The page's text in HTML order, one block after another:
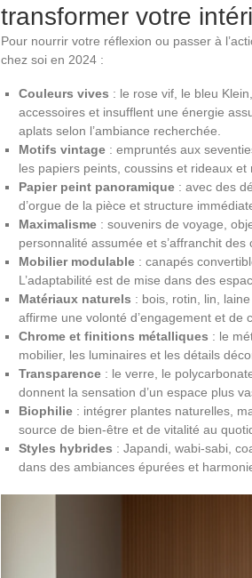
transformer votre
Pour nourrir votre réflexion ou passer à
chez soi en 2024 :
Couleurs vives : le rose vif, le bleu
accessoires et insufflent une énergie
aplats selon l’ambiance recherchée.
Motifs vintage : empruntés aux
les papiers peints, coussins et rideaux et
Papier peint panoramique : avec des
d’orgue de la pièce et structure
Maximalisme : souvenirs de voyage,
personnalité assumée et s’affranchit des
Mobilier modulable : canapés
L’adaptabilité est de mise dans des
Matériaux naturels : bois, rotin, lin,
affirme une volonté d’engagement et de
Chrome et finitions métalliques : le
mobilier, les luminaires et les détails
Transparence : le verre, le
donnent la sensation d’un espace plus
Biophilie : intégrer plantes naturelles,
source de bien-être et de vitalité au
Styles hybrides : Japandi, wabi-sabi,
dans des ambiances épurées et